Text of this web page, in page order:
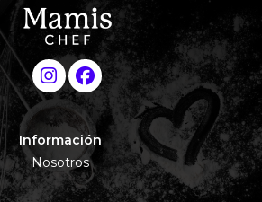
Información
Nosotros